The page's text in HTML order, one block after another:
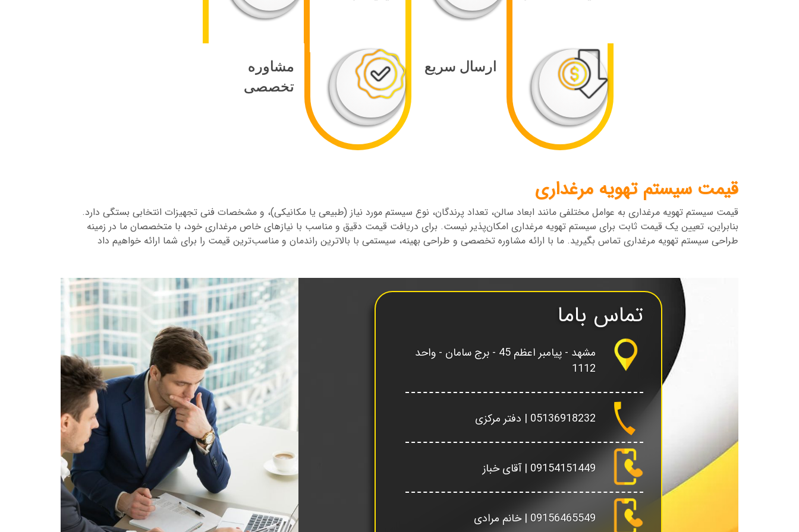
گرد و غبار می‌تواند باعث مشکلات تنفسی در پرندگان و انسان شود. تهویه مناسب به کاهش غلظت گرد و غبار کمک می‌کند.
ارسال سریع
مشاوره
تخصصی
قیمت سیستم تهویه مرغداری
قیمت سیستم تهویه مرغداری به عوامل مختلفی مانند ابعاد سالن، تعداد پرندگان، نوع سیستم مورد نیاز (طبیعی یا مکانیکی)، و مشخصات فنی تجهیزات انتخابی بستگی دارد.
بنابراین، تعیین یک قیمت ثابت برای سیستم تهویه مرغداری امکان‌پذیر نیست. برای دریافت قیمت دقیق و مناسب با نیازهای خاص مرغداری خود، با متخصصان ما در زمینه
طراحی سیستم تهویه مرغداری تماس بگیرید. ما با ارائه مشاوره تخصصی و طراحی بهینه، سیستمی با بالاترین راندمان و مناسب‌ترین قیمت را برای شما ارائه خواهیم داد
تماس باما
مشهد - پیامبر اعظم 45 - برج سامان - واحد
1112
05136918232 | دفتر مرکزی
09154151449 | آقای خباز
09156465549 | خانم مرادی